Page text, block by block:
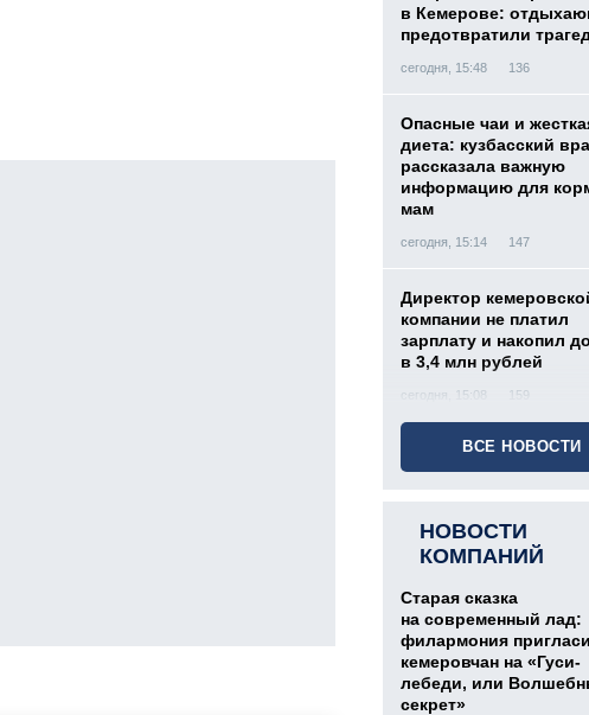
в Кемерове:
предотвратили
сегодня, 15:48 136
Опасные чаи и
диета: кузбасский
рассказала важную
информацию для
мам
сегодня, 15:14 147
Директор
компании не платил
зарплату и накопил
в 3,4 млн рублей
сегодня, 15:08 159
ВСЕ НОВОСТИ
НОВОСТИ
КОМПАНИЙ
Старая сказка
на современный лад:
филармония
кемеровчан на «Гуси-
лебеди, или
секрет»